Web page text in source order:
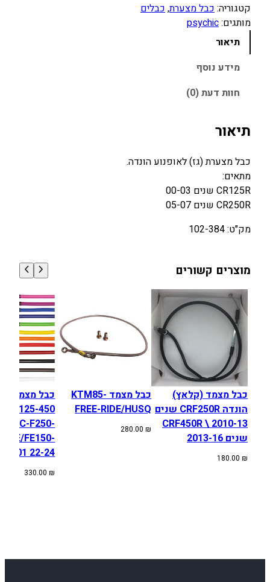
ו
ת
ל
צ
ע
ת
H
O
N
D
R
5
R
קטגוריה:כבל מצערת, כבלים
מותגים:psychic
תיאור
מידע נוסף
חוות דעת (0)
תיאור
כבל מצערת (גז) לאופנוע הונדה.
מתאים:
CR125R שנים 00-03
CR250R שנים 05-07
מק"ט: 102-384
מוצרים קשורים
כבל מצמד (קלאץ)
הונדה CRF250R שנים
2010-13 \ CRF450R
שנים 2013-16
180.00 ₪
כבל מצמד KTM85-
FREE-RIDE/HUSQ
280.00₪
כבל מצמד
125-450
EC-F250-
TE/FE150-
501 22-24
330.00₪